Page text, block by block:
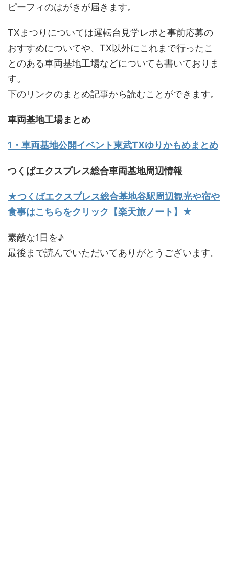
ピーフィのはがきが届きます。
TXまつりについては運転台見学レポと事前応募の
おすすめについてや、TX以外にこれまで行ったこ
とのある車両基地工場などについても書いておりま
す。
下のリンクのまとめ記事から読むことができます。
車両基地工場まとめ
1・車両基地公開イベント東武TXゆりかもめまとめ
つくばエクスプレス総合車両基地周辺情報
★つくばエクスプレス総合基地谷駅周辺観光や宿や
食事はこちらをクリック【楽天旅ノート】★
素敵な1日を♪
最後まで読んでいただいてありがとうございます。